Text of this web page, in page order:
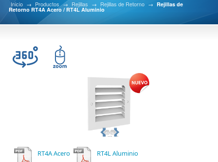
Inicio → Productos → Rejillas → Rejillas de Retorno → Rejillas de
Retorno RT4A Acero / RT4L Aluminio
RT4A Acero RT4L Aluminio